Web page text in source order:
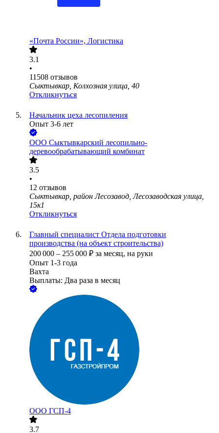
«Почта России», Логистика
3.1
•
11508 отзывов
Сыктывкар, Колхозная улица, 40
Откликнуться
Начальник цеха лесопиления
Опыт 3-6 лет
ООО Сыктывкарский лесопильно-
деревообрабатывающий комбинат
3.5
•
12 отзывов
Сыктывкар, район Лесозавод, Лесозаводская улица,
15к1
Откликнуться
Главный специалист Отдела подготовки
производства (на объект строительства)
200 000 – 255 000 ₽ за месяц, на руки
Опыт 1-3 года
Вахта
Выплаты: Два раза в месяц
ООО ГСП-4
3.7